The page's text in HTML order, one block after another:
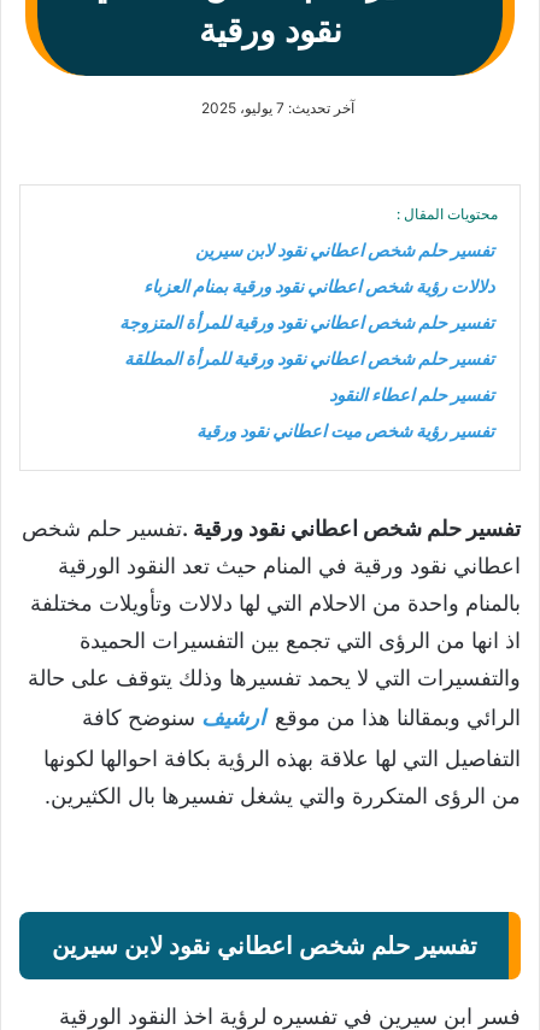
نقود ورقية
آخر تحديث: 7 يوليو، 2025
محتويات المقال :
تفسير حلم شخص اعطاني نقود لابن سيرين
دلالات رؤية شخص اعطاني نقود ورقية بمنام العزباء
تفسير حلم شخص اعطاني نقود ورقية للمرأة المتزوجة
تفسير حلم شخص اعطاني نقود ورقية للمرأة المطلقة
تفسير حلم اعطاء النقود
تفسير رؤية شخص ميت اعطاني نقود ورقية
تفسير حلم شخص اعطاني نقود ورقية .تفسير حلم شخص
اعطاني نقود ورقية في المنام حيث تعد النقود الورقية
بالمنام واحدة من الاحلام التي لها دلالات وتأويلات مختلفة
اذ انها من الرؤى التي تجمع بين التفسيرات الحميدة
والتفسيرات التي لا يحمد تفسيرها وذلك يتوقف على حالة
الرائي وبمقالنا هذا من موقع ارشيف سنوضح كافة
التفاصيل التي لها علاقة بهذه الرؤية بكافة احوالها لكونها
من الرؤى المتكررة والتي يشغل تفسيرها بال الكثيرين.
تفسير حلم شخص اعطاني نقود لابن سيرين
فسر ابن سيرين في تفسيره لرؤية اخذ النقود الورقية